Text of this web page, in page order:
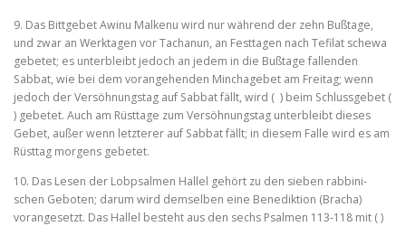
9. Das Bittgebet Awinu Malkenu wird nur während der zehn Bußtage,
und zwar an Werktagen vor Tachanun, an Festtagen nach Tefilat schewa
gebetet; es unterbleibt jedoch an jedem in die Bußtage fallenden
Sabbat, wie bei dem vorangehenden Minchagebet am Frei­tag; wenn
jedoch der Versöhnungstag auf Sabbat fällt, wird ( ) beim Schlussgebet (
) gebetet. Auch am Rüsttage zum Versöhnungstag unterbleibt dieses
Gebet, außer wenn letzterer auf Sabbat fällt; in diesem Falle wird es am
Rüsttag morgens gebetet.
10. Das Lesen der Lobpsalmen Hallel gehört zu den sieben rabbini­
schen Geboten; darum wird demselben eine Benediktion (Bracha)
vorangesetzt. Das Hallel besteht aus den sechs Psalmen 113‑118 mit ( )